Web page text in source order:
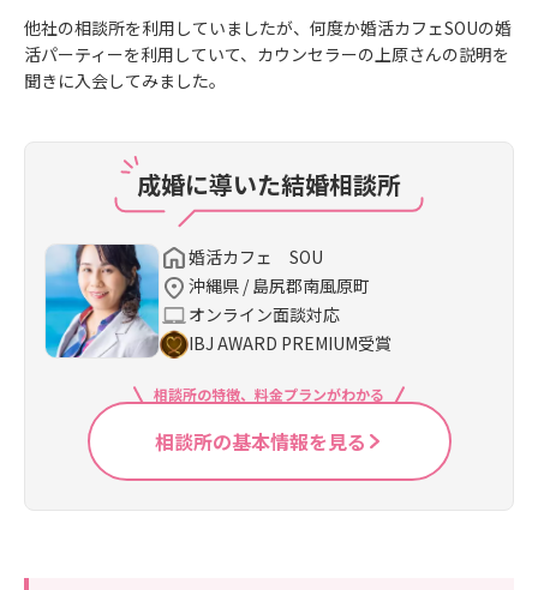
他社の相談所を利用していましたが、何度か婚活カフェSOUの婚
活パーティーを利用していて、カウンセラーの上原さんの説明を
聞きに入会してみました。
成婚に導いた結婚相談所
婚活カフェ SOU
沖縄県 / 島尻郡南風原町
オンライン面談対応
IBJ AWARD PREMIUM受賞
相談所の特徴、料金プランがわかる
相談所の基本情報を見る